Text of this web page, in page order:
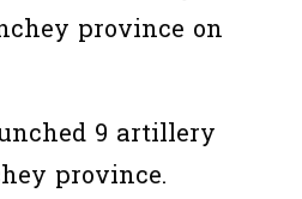
province on
9 artillery
province.